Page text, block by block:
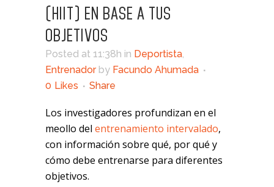
(HIIT) EN BASE A TUS
OBJETIVOS
Posted at 11:38h in Deportista,
Entrenador by Facundo Ahumada
0 Likes Share
Los investigadores profundizan en el
meollo del entrenamiento intervalado,
con información sobre qué, por qué y
cómo debe entrenarse para diferentes
objetivos.